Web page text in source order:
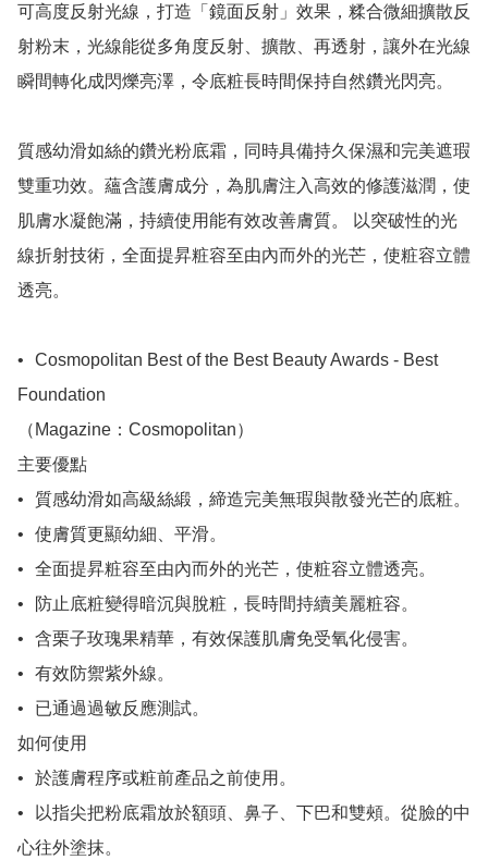
可高度反射光線，打造「鏡面反射」效果，糅合微細擴散反
射粉末，光線能從多角度反射、擴散、再透射，讓外在光線
瞬間轉化成閃爍亮澤，令底粧長時間保持自然鑽光閃亮。
質感幼滑如絲的鑽光粉底霜，同時具備持久保濕和完美遮瑕
雙重功效。蘊含護膚成分，為肌膚注入高效的修護滋潤，使
肌膚水凝飽滿，持續使用能有效改善膚質。 以突破性的光
線折射技術，全面提昇粧容至由內而外的光芒，使粧容立體
透亮。
•	Cosmopolitan Best of the Best Beauty Awards - Best
Foundation
（Magazine：Cosmopolitan）
主要優點
•	質感幼滑如高級絲緞，締造完美無瑕與散發光芒的底粧。
•	使膚質更顯幼細、平滑。
•	全面提昇粧容至由內而外的光芒，使粧容立體透亮。
•	防止底粧變得暗沉與脫粧，長時間持續美麗粧容。
•	含栗子玫瑰果精華，有效保護肌膚免受氧化侵害。
•	有效防禦紫外線。
•	已通過過敏反應測試。
如何使用
•	於護膚程序或粧前產品之前使用。
•	以指尖把粉底霜放於額頭、鼻子、下巴和雙頰。從臉的中
心往外塗抹。